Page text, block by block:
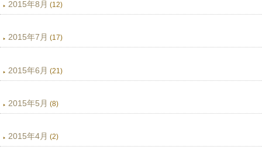
2015年8月 (12)
2015年7月 (17)
2015年6月 (21)
2015年5月 (8)
2015年4月 (2)